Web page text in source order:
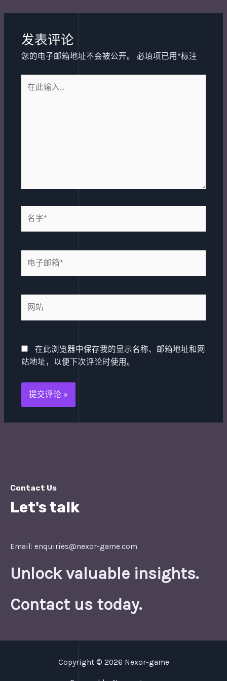
发表评论
您的电子邮箱地址不会被公开。 必填项已用 *标注
箱
站
在此浏览器中保存我的显示名称、邮箱地址和网
站地址，以便下次评论时使用。
Contact Us
Let's talk
Email: enquiries@nexor-game.com
Unlock valuable insights.
Contact us today.
Copyright © 2026 Nexor-game